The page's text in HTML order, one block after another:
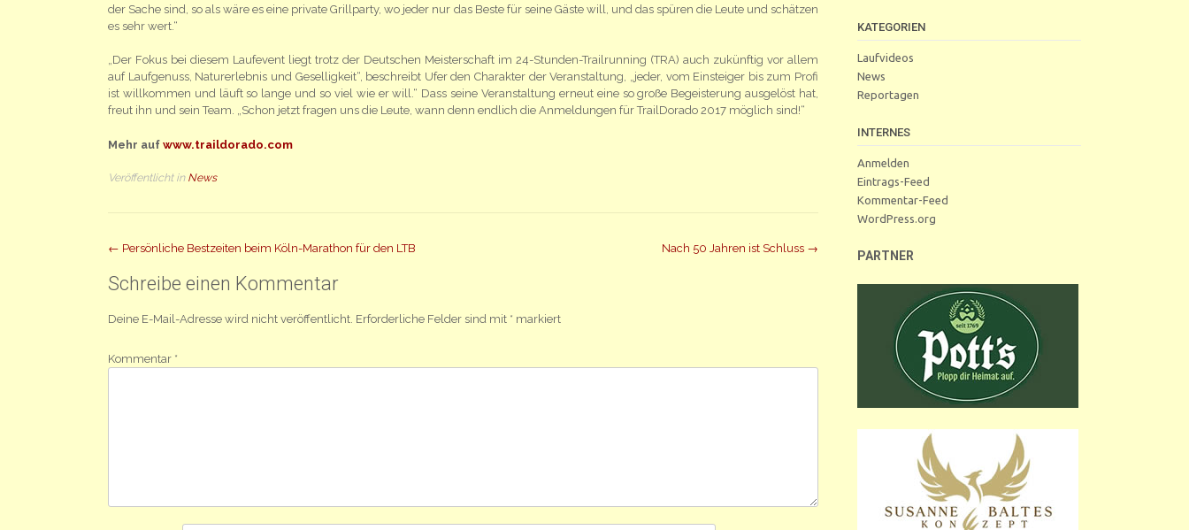
der Sache sind, so als wäre es eine private Grillparty, wo jeder nur das Beste für seine Gäste will, und das spüren die Leute und schätzen
es sehr wert.“
„Der Fokus bei diesem Laufevent liegt trotz der Deutschen Meisterschaft im 24-Stunden-Trailrunning (TRA) auch zukünftig vor allem
auf Laufgenuss, Naturerlebnis und Geselligkeit“, beschreibt Ufer den Charakter der Veranstaltung, „jeder, vom Einsteiger bis zum Profi
ist willkommen und läuft so lange und so viel wie er will.“ Dass seine Veranstaltung erneut eine so große Begeisterung ausgelöst hat,
freut ihn und sein Team. „Schon jetzt fragen uns die Leute, wann denn endlich die Anmeldungen für TrailDorado 2017 möglich sind!“
Mehr auf www.traildorado.com
Veröffentlicht in News
Beitrag
Navigation
← Persönliche Bestzeiten beim Köln-Marathon für den LTB Nach 50 Jahren ist Schluss →
Schreibe einen Kommentar
Deine E-Mail-Adresse wird nicht veröffentlicht. Erforderliche Felder sind mit * markiert
Kommentar *
KATEGORIEN
Laufvideos
News
Reportagen
INTERNES
Anmelden
Eintrags-Feed
Kommentar-Feed
WordPress.org
PARTNER